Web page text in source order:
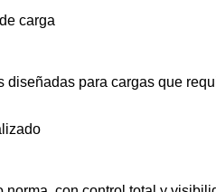
para cargas que